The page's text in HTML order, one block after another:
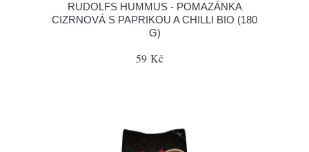
RUDOLFS HUMMUS - POMAZÁNKA
CIZRNOVÁ S PAPRIKOU A CHILLI BIO (180
G)
59 Kč